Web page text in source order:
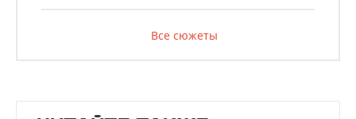
Все сюжеты